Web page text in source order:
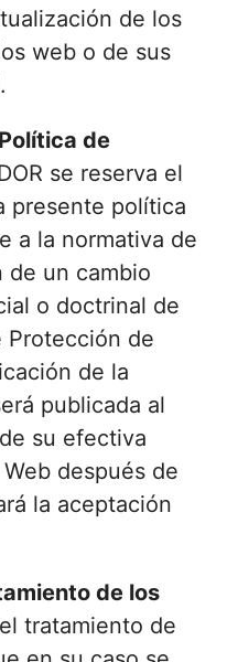
de los
web o de sus
de
se reserva el
presente política
a la normativa de
de un cambio
o doctrinal de
Protección de
de la
publicada al
su efectiva
después de
la aceptación
de los
tratamiento de